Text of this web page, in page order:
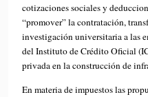
cotizaciones sociales y
“promover” la contratación,
investigación universitaria a las
del Instituto de Crédito Oficial
privada en la construcción de
En materia de impuestos las